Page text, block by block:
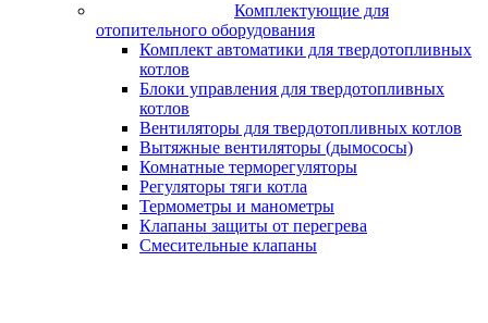
Комплектующие для
отопительного оборудования
Комплект автоматики для твердотопливных
котлов
Блоки управления для твердотопливных
котлов
Вентиляторы для твердотопливных котлов
Вытяжные вентиляторы (дымососы)
Комнатные терморегуляторы
Регуляторы тяги котла
Термометры и манометры
Клапаны защиты от перегрева
Смесительные клапаны